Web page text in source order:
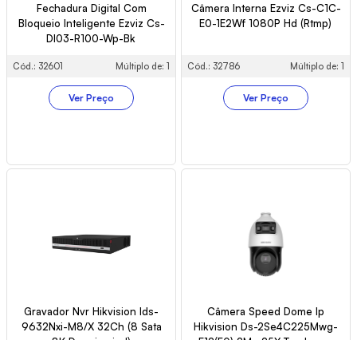
Fechadura Digital Com
Bloqueio Inteligente Ezviz Cs-
Dl03-R100-Wp-Bk
Cód.: 32601 Múltiplo de: 1
Ver Preço
Câmera Interna Ezviz Cs-C1C-
E0-1E2Wf 1080P Hd (Rtmp)
Cód.: 32786 Múltiplo de: 1
Ver Preço
Gravador Nvr Hikvision Ids-
9632Nxi-M8/X 32Ch (8 Sata
Câmera Speed Dome Ip
Hikvision Ds-2Se4C225Mwg-